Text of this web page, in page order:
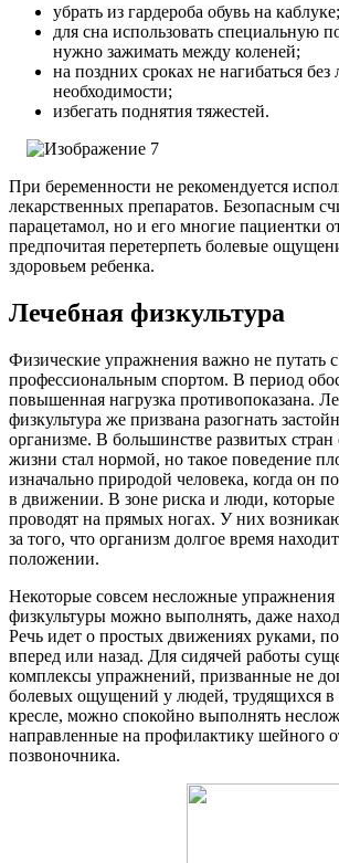
убрать из гардероба обувь на каблуке;
для сна использовать специальную
нужно зажимать между коленей;
на поздних сроках не нагибаться
необходимости;
избегать поднятия тяжестей.
При беременности не рекомендуется
лекарственных препаратов. Безопасным
парацетамол, но и его многие пациентки
предпочитая перетерпеть болевые
здоровьем ребенка.
Лечебная физкультура
Физические упражнения важно не путать с
профессиональным спортом. В период
повышенная нагрузка противопоказана.
физкультура же призвана разогнать
организме. В большинстве развитых стран
жизни стал нормой, но такое поведение
изначально природой человека, когда он
в движении. В зоне риска и люди,
проводят на прямых ногах. У них
за того, что организм долгое время
положении.
Некоторые совсем несложные упражнения
физкультуры можно выполнять, даже
Речь идет о простых движениях руками,
вперед или назад. Для сидячей работы
комплексы упражнений, призванные не
болевых ощущений у людей, трудящихся в
кресле, можно спокойно выполнять
направленные на профилактику шейного
позвоночника.